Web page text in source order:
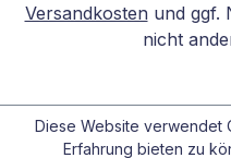
Versandkosten und ggf.
nicht
Diese Website verwendet
Erfahrung bieten zu